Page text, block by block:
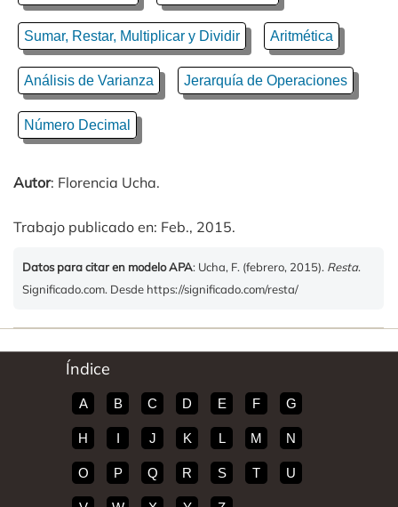
Sumar, Restar, Multiplicar y Dividir Aritmética
Análisis de Varianza Jerarquía de Operaciones
Número Decimal
Autor: Florencia Ucha.
Trabajo publicado en: Feb., 2015.
Datos para citar en modelo APA: Ucha, F. (febrero, 2015). Resta.
Significado.com. Desde https://significado.com/resta/
Índice
A B C D E F G
H I J K L M N
O P Q R S T U